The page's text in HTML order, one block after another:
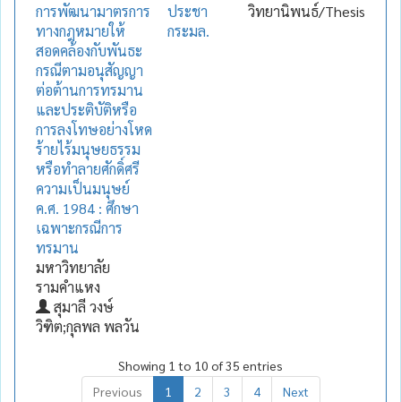
การพัฒนามาตรการ
ทางกฎหมายให้
สอดคล้องกับพันธะ
กรณีตามอนุสัญญา
ต่อต้านการทรมาน
และประติบัติหรือ
การลงโทษอย่างโหด
ร้ายไร้มนุษยธรรม
หรือทำลายศักดิ์ศรี
ความเป็นมนุษย์
ค.ศ. 1984 : ศึกษา
เฉพาะกรณีการ
ทรมาน
มหาวิทยาลัย
รามคำแหง
สุมาลี วงษ์
วิฑิต;กุลพล พลวัน
ประชา
กระมล.
วิทยานิพนธ์/Thesis
Showing 1 to 10 of 35 entries
Previous
1 2 3 4 Next